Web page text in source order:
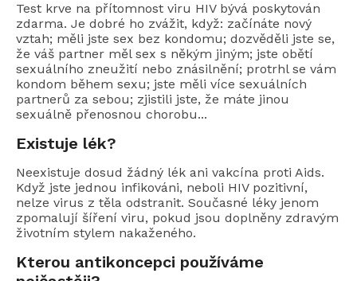
Test krve na přítomnost viru HIV bývá poskytován
zdarma. Je dobré ho zvážit, když: začínáte nový
vztah; měli jste sex bez kondomu; dozvěděli jste se,
že váš partner měl sex s někým jiným; jste obětí
sexuálního zneužití nebo znásilnění; protrhl se vám
kondom během sexu; jste měli více sexuálních
partnerů za sebou; zjistili jste, že máte jinou
sexuálně přenosnou chorobu...
Existuje lék?
Neexistuje dosud žádný lék ani vakcína proti Aids.
Když jste jednou infikováni, neboli HIV pozitivní,
nelze virus z těla odstranit. Současné léky jenom
zpomalují šíření viru, pokud jsou doplněny zdravým
životním stylem nakaženého.
Kterou antikoncepci používáme